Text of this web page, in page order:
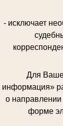
- исключает
Для
информация»
о направлении
форме